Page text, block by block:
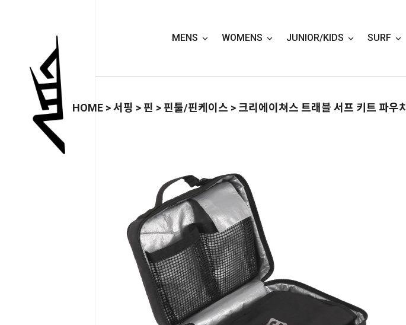
MENS WOMENS JUNIOR/KIDS SURF
HOME >서핑 > 핀 > 핀툴/핀케이스 > 크리에이쳐스 트래블 서프 키트 파우치